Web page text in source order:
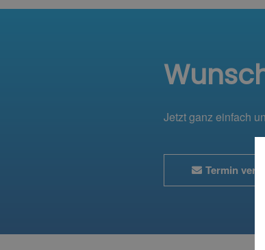
Jetzt ganz einfach
Termin